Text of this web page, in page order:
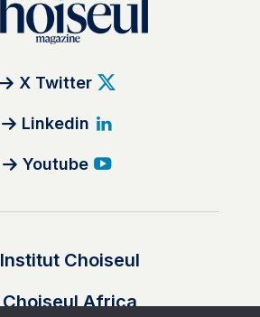
X Twitter
Linkedin
Youtube
Institut Choiseul
Choiseul Africa